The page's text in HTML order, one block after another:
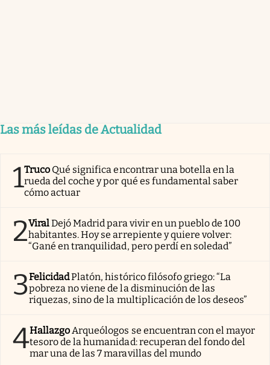
Las más leídas de Actualidad
1Truco Qué significa encontrar una botella en la
rueda del coche y por qué es fundamental saber
cómo actuar
2ViralDejó Madrid para vivir en un pueblo de 100
habitantes. Hoy se arrepiente y quiere volver:
“Gané en tranquilidad, pero perdí en soledad”
3FelicidadPlatón, histórico filósofo griego: “La
pobreza no viene de la disminución de las
riquezas, sino de la multiplicación de los deseos”
4Hallazgo Arqueólogos se encuentran con el mayor
tesoro de la humanidad: recuperan del fondo del
mar una de las 7 maravillas del mundo